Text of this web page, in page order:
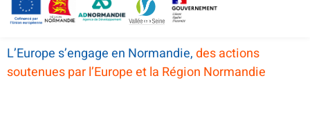
L’Europe s’engage en Normandie,des actions
soutenues par l’Europe et la Région Normandie